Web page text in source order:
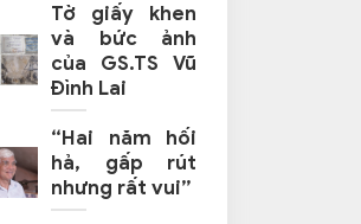
Tờ giấy khen
và bức ảnh
của GS.TS Vũ
Đình Lai
“Hai năm hối
hả, gấp rút
nhưng rất vui”